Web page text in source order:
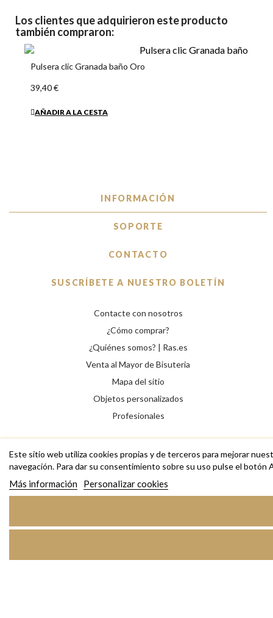
Los clientes que adquirieron este producto
también compraron:
Pulsera clic Granada baño Oro
39,40 €
AÑADIR A LA CESTA
Este sitio web utiliza cookies propias y de terceros para mejorar
navegación. Para dar su consentimiento sobre su uso pulse el botón
Más información Personalizar cookies
INFORMACIÓN
SOPORTE
CONTACTO
SUSCRÍBETE A NUESTRO BOLETÍN
Contacte con nosotros
¿Cómo comprar?
¿Quiénes somos? | Ras.es
Venta al Mayor de Bisuteria
Mapa del sitio
Objetos personalizados
Profesionales
Copyright © 2026 RAS Bisutería de diseño, anillos, collares,
pulseras y complementos